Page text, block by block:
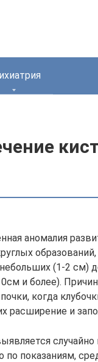
аномалия
(1-2 см)
и более).
когда
расширение и
по показаниям,